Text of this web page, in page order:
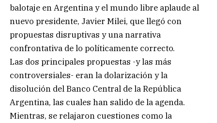
balotaje en Argentina y el mundo libre aplaude al
nuevo presidente, Javier Milei, que llegó con
propuestas disruptivas y una narrativa
confrontativa de lo políticamente correcto.
Las dos principales propuestas -y las más
controversiales- eran la dolarización y la
disolución del Banco Central de la República
Argentina, las cuales han salido de la agenda.
Mientras, se relajaron cuestiones como la